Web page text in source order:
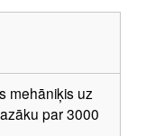
mehāniķis uz
par 3000